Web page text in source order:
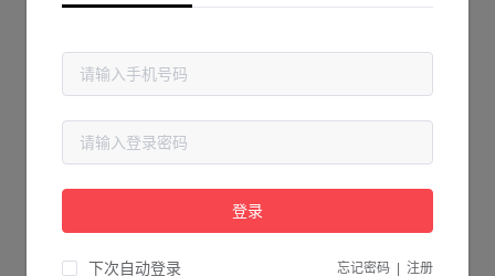
抱歉!
请检查您输入的网址是否正确，或点击下面的按钮返回首页。
登录
下次自动登录 忘记密码 注册